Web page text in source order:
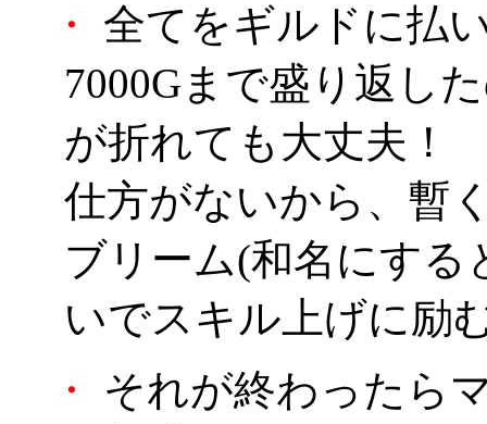
・
全てをギルドに払
7000Gまで盛り返し
が折れても大丈夫！
仕方がないから、暫
ブリーム(和名にする
いでスキル上げに励
・
それが終わったら